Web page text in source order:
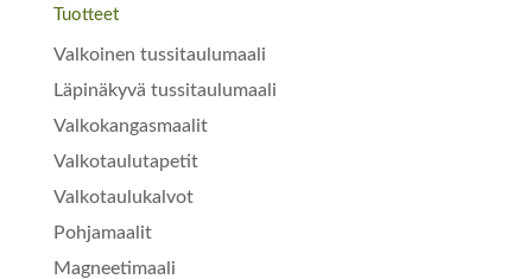
Tuotteet
Valkoinen tussitaulumaali
Läpinäkyvä tussitaulumaali
Valkokangasmaalit
Valkotaulutapetit
Valkotaulukalvot
Pohjamaalit
Magneetimaali